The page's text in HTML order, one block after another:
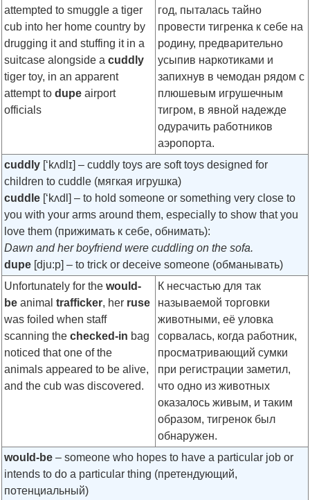
attempted to smuggle a tiger
cub into her home country by
drugging it and stuffing it in a
suitcase alongside a cuddly
tiger toy, in an apparent
attempt to dupe airport
officials
год, пыталась тайно
провести тигренка к себе на
родину, предварительно
усыпив наркотиками и
запихнув в чемодан рядом с
плюшевым игрушечным
тигром, в явной надежде
одурачить работников
аэропорта.
cuddly [‘kʌdlɪ] – cuddly toys are soft toys designed for
children to cuddle (мягкая игрушка)
cuddle [‘kʌdl] – to hold someone or something very close to
you with your arms around them, especially to show that you
love them (прижимать к себе, обнимать):
Dawn and her boyfriend were cuddling on the sofa.
dupe [dju:p] – to trick or deceive someone (обманывать)
Unfortunately for the would-
be animal trafficker, her ruse
was foiled when staff
scanning the checked-in bag
noticed that one of the
animals appeared to be alive,
and the cub was discovered.
К несчастью для так
называемой торговки
животными, её уловка
сорвалась, когда работник,
просматривающий сумки
при регистрации заметил,
что одно из животных
оказалось живым, и таким
образом, тигренок был
обнаружен.
would-be – someone who hopes to have a particular job or
intends to do a particular thing (претендующий,
потенциальный)